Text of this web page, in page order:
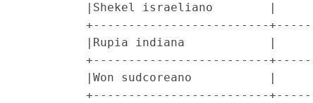
|Shekel israeliano        |
+-------------------------
|Rupia indiana            |
+-------------------------
|Won sudcoreano           |
+-------------------------